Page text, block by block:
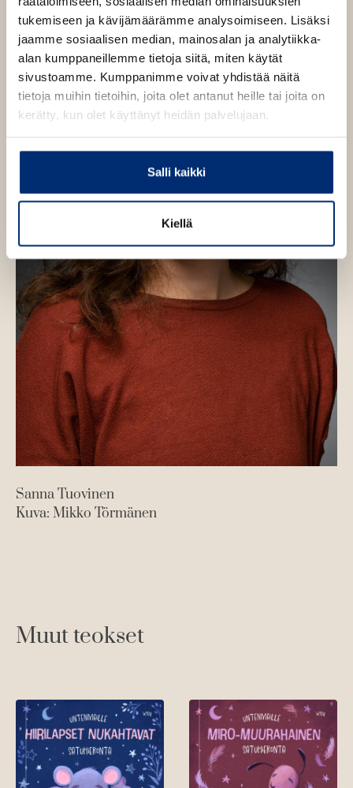
tukemiseen ja kävijämäärämme analysoimiseen. Lisäksi
jaamme sosiaalisen median, mainosalan ja analytiikka-
alan kumppaneillemme tietoja siitä, miten käytät
sivustoamme. Kumppanimme voivat yhdistää näitä
tietoja muihin tietoihin, joita olet antanut heille tai joita on
kerätty, kun olet käyttänyt heidän palvelujaan.
Salli kaikki
Kiellä
e
h
t
e
e
n
n
e
n
Sanna Tuovinen
Kuva: Mikko Törmänen
Muut teokset